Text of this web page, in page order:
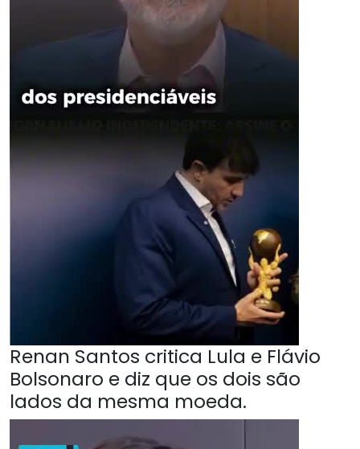
Renan Santos critica Lula e Flávio
Bolsonaro e diz que os dois são
lados da mesma moeda.